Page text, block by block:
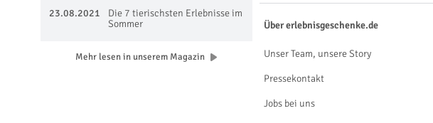
23.08.2021
Die 7 tierischsten Erlebnisse im
Sommer
Mehr lesen in unserem Magazin
Über erlebnisgeschenke.de
Unser Team, unsere Story
Pressekontakt
Jobs bei uns